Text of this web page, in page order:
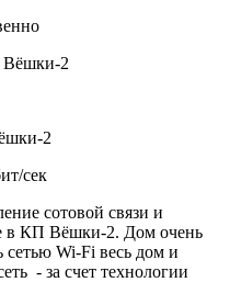
2
сек
сотовой связи и
в КП Вёшки-2. Дом очень
Wi-Fi весь дом и
- за счет технологии